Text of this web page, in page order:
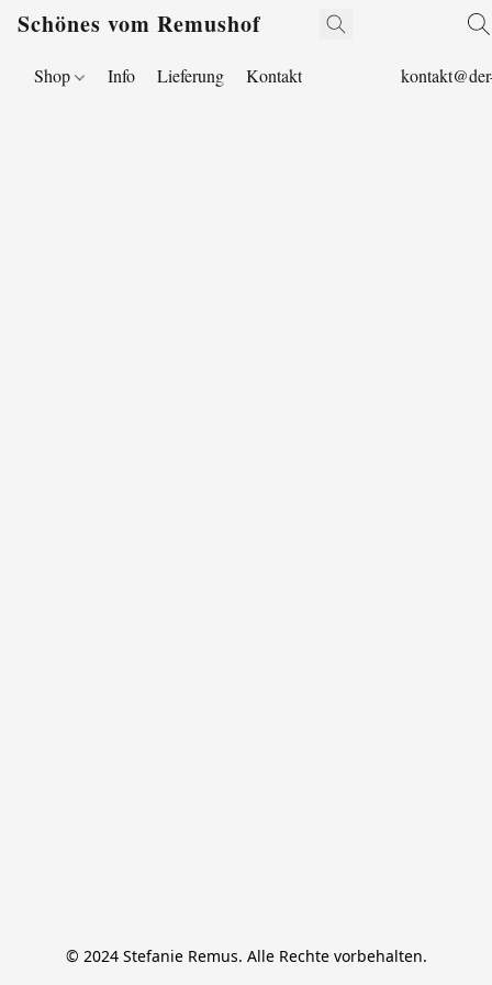
Schönes vom Remushof
Shop Info Lieferung Kontakt
© 2024 Stefanie Remus. Alle Rechte vorbehalten.